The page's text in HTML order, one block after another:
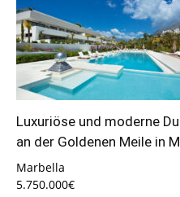
Luxuriöse und moderne
an der Goldenen Meile in
Marbella
5.750.000€